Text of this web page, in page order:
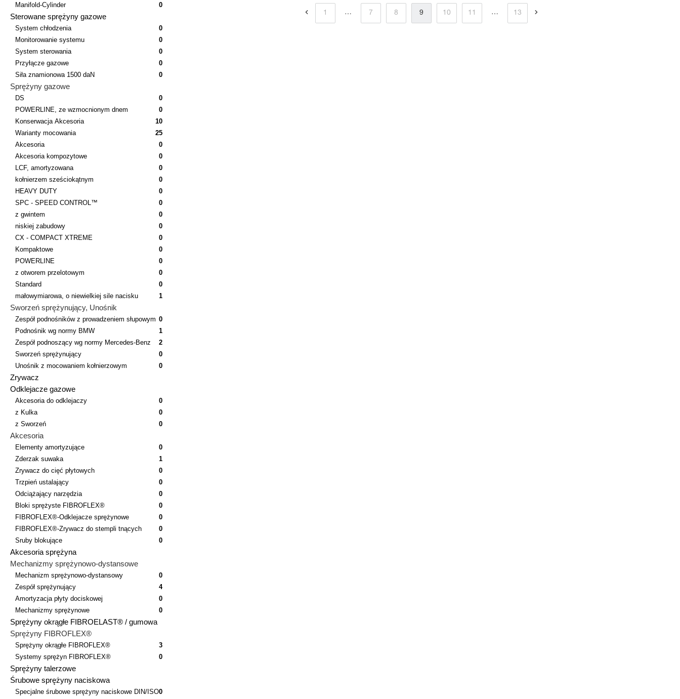
Manifold-Cylinder
0
Sterowane sprężyny gazowe
System chłodzenia
0
Monitorowanie systemu
0
System sterowania
0
Przyłącze gazowe
0
Siła znamionowa 1500 daN
0
Sprężyny gazowe
DS
0
POWERLINE, ze wzmocnionym dnem
0
Konserwacja Akcesoria
10
Warianty mocowania
25
Akcesoria
0
Akcesoria kompozytowe
0
LCF, amortyzowana
0
kołnierzem sześciokątnym
0
HEAVY DUTY
0
SPC - SPEED CONTROL™
0
z gwintem
0
niskiej zabudowy
0
CX - COMPACT XTREME
0
Kompaktowe
0
POWERLINE
0
z otworem przelotowym
0
Standard
0
małowymiarowa, o niewielkiej sile nacisku
1
Sworzeń sprężynujący, Unośnik
Zespół podnośników z prowadzeniem słupowym 0
Podnośnik wg normy BMW
1
Zespół podnoszący wg normy Mercedes-Benz
2
Sworzeń sprężynujący
0
Unośnik z mocowaniem kołnierzowym
0
Zrywacz
Odklejacze gazowe
Akcesoria do odklejaczy
0
z Kulka
0
z Sworzeń
0
Akcesoria
Elementy amortyzujące
0
Zderzak suwaka
1
Zrywacz do cięć płytowych
0
Trzpień ustalający
0
Odciążający narzędzia
0
Bloki sprężyste FIBROFLEX®
0
FIBROFLEX®-Odklejacze sprężynowe
0
FIBROFLEX®-Zrywacz do stempli tnących
0
Sruby blokujące
0
Akcesoria sprężyna
Mechanizmy sprężynowo-dystansowe
Mechanizm sprężynowo-dystansowy
0
Zespół sprężynujący
4
Amortyzacja płyty dociskowej
0
Mechanizmy sprężynowe
0
Sprężyny okrągłe FIBROELAST® / gumowa
Sprężyny FIBROFLEX®
Sprężyny okrągłe FIBROFLEX®
3
Systemy sprężyn FIBROFLEX®
0
Sprężyny talerzowe
Śrubowe sprężyny naciskowa
Specjalne śrubowe sprężyny naciskowe DIN/ISO0
1 … 7 8 9 10 11 … 13